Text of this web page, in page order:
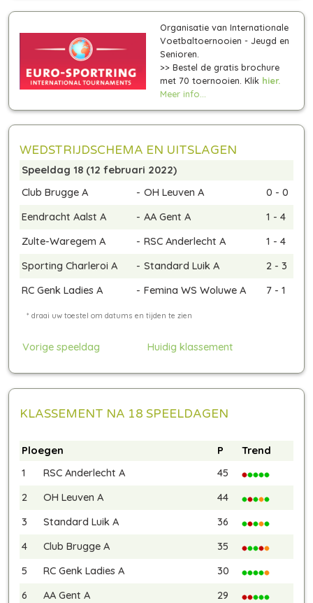
Organisatie van Internationale
Voetbaltoernooien - Jeugd en
Senioren.
>> Bestel de gratis brochure
met 70 toernooien. Klik hier.
Meer info...
WEDSTRIJDSCHEMA EN UITSLAGEN
Speeldag 18 (12 februari 2022)
Club Brugge A
- OH Leuven A
0 - 0
Eendracht Aalst A
- AA Gent A
1 - 4
Zulte-Waregem A
- RSC Anderlecht A
1 - 4
Sporting Charleroi A
- Standard Luik A
2 - 3
RC Genk Ladies A
- Femina WS Woluwe A 7 - 1
Vorige speeldag Huidig klassement
KLASSEMENT NA 18 SPEELDAGEN
Ploegen P
Trend
1
RSC Anderlecht A
45
2
OH Leuven A
44
3
Standard Luik A
36
4
Club Brugge A
35
5
RC Genk Ladies A
30
6
AA Gent A
29